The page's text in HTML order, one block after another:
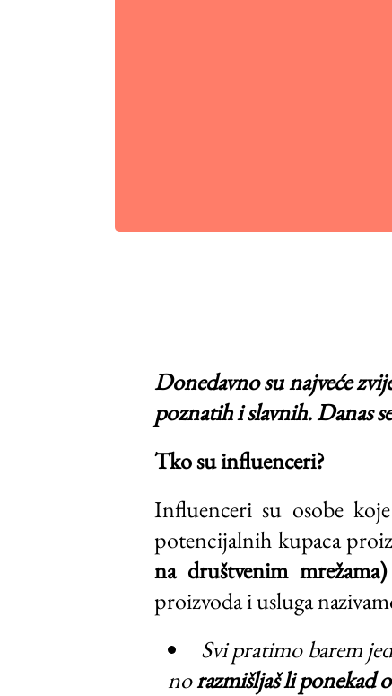
Donedavno su najveće
poznatih i slavnih. Danas
Tko su influenceri?
Influenceri su osobe
potencijalnih kupaca
na društvenim
proizvoda i usluga
Svi pratimo barem
norazmišljaš li ponekad